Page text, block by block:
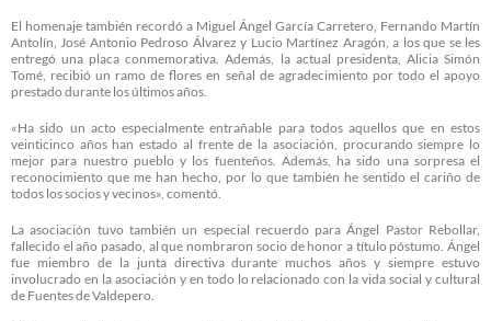
El homenaje también recordó a Miguel Ángel García Carretero, Fernando Martín
Antolín, José Antonio Pedroso Álvarez y Lucio Martínez Aragón, a los que se les
entregó una placa conmemorativa. Además, la actual presidenta, Alicia Simón
Tomé, recibió un ramo de flores en señal de agradecimiento por todo el apoyo
prestado durante los últimos años.
«Ha sido un acto especialmente entrañable para todos aquellos que en estos
veinticinco años han estado al frente de la asociación, procurando siempre lo
mejor para nuestro pueblo y los fuenteños. Además, ha sido una sorpresa el
reconocimiento que me han hecho, por lo que también he sentido el cariño de
todos los socios y vecinos», comentó.
La asociación tuvo también un especial recuerdo para Ángel Pastor Rebollar,
fallecido el año pasado, al que nombraron socio de honor a título póstumo. Ángel
fue miembro de la junta directiva durante muchos años y siempre estuvo
involucrado en la asociación y en todo lo relacionado con la vida social y cultural
de Fuentes de Valdepero.